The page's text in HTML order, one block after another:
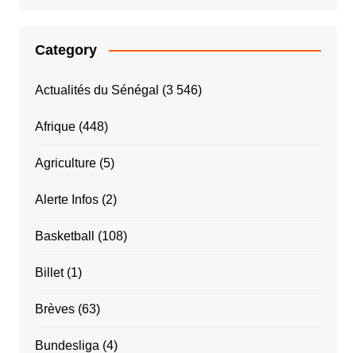
Category
Actualités du Sénégal (3 546)
Afrique(448)
Agriculture(5)
Alerte Infos(2)
Basketball (108)
Billet(1)
Brèves(63)
Bundesliga (4)